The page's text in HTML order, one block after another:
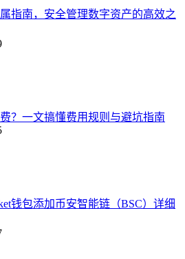
指南，安全管理数字资产的高效之
？一文搞懂费用规则与避坑指南
钱包添加币安智能链（BSC）详细